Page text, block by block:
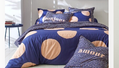
Zakulacený spodní lem.